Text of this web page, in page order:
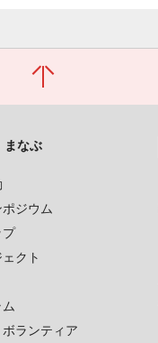
まなぶ
ジウム
プ
クト
ランティア